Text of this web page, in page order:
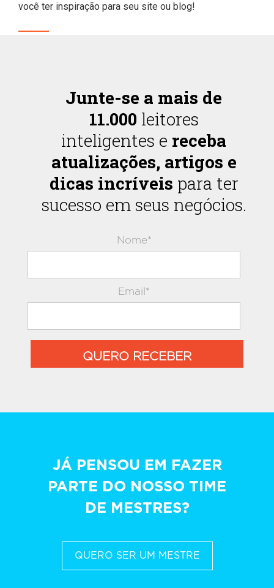
você ter inspiração para seu site ou blog!
Junte-se a mais de
11.000 leitores
inteligentes e receba
atualizações, artigos e
dicas incríveis para ter
sucesso em seus negócios.
Nome*
Email*
QUERO RECEBER
JÁ PENSOU EM FAZER
PARTE DO NOSSO TIME
DE MESTRES?
QUERO SER UM MESTRE